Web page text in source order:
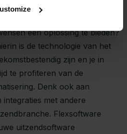
software meegroeien met
een oplossing te bieden?
is de technologie van het
zijn en je in
te profiteren van de
Denk ook aan
met andere
Flexsoftware
uitzendsoftware